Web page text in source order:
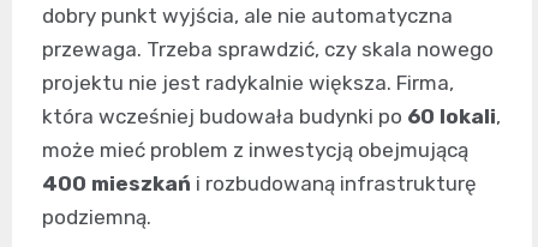
dobry punkt wyjścia, ale nie automatyczna
przewaga. Trzeba sprawdzić, czy skala nowego
projektu nie jest radykalnie większa. Firma,
która wcześniej budowała budynki po 60 lokali,
może mieć problem z inwestycją obejmującą
400 mieszkań i rozbudowaną infrastrukturę
podziemną.